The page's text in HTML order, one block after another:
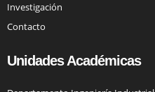
Investigación
Contacto
Unidades Académicas